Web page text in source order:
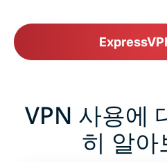
VPN 사용에
히 알아